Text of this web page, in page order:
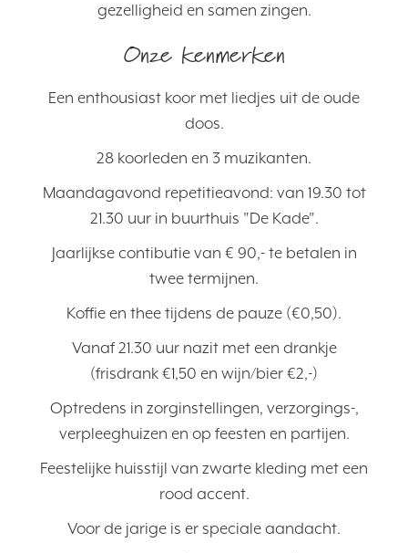
gezelligheid en samen zingen.
Onze kenmerken
Een enthousiast koor met liedjes uit de oude
doos.
28 koorleden en 3 muzikanten.
Maandagavond repetitieavond: van 19.30 tot
21.30 uur in buurthuis "De Kade".
Jaarlijkse contibutie van € 90,- te betalen in
twee termijnen.
Koffie en thee tijdens de pauze (€0,50).
Vanaf 21.30 uur nazit met een drankje
(frisdrank €1,50 en wijn/bier €2,-)
Optredens in zorginstellingen, verzorgings-,
verpleeghuizen en op feesten en partijen.
Feestelijke huisstijl van zwarte kleding met een
rood accent.
Voor de jarige is er speciale aandacht.